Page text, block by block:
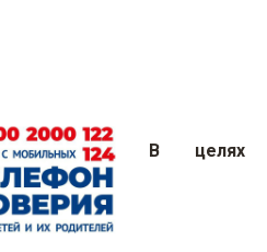
В целях